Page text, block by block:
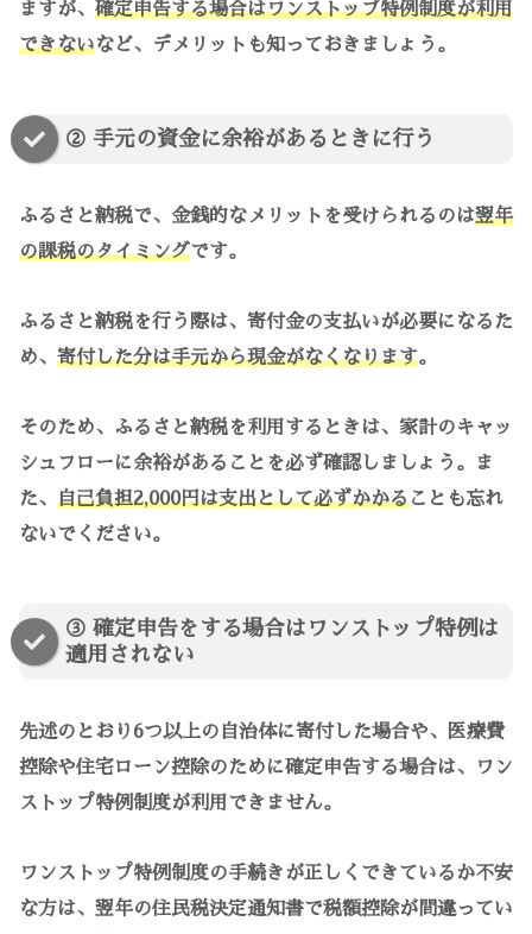
ますが、 確定申告する場合はワンストップ特例制度が利用
できないなど、デメリットも知っておきましょう。
② 手元の資金に余裕があるときに行う
ふるさと納税で、金銭的なメリットを受けられるのは翌年
の課税のタイミングです。
ふるさと納税を行う際は、寄付金の支払いが必要になるた
め、 寄付した分は手元から現金がなくなります。
そのため、ふるさと納税を利用するときは、家計のキャッ
シュフローに余裕があることを必ず確認しましょう。ま
た、 自己負担2,000円は支出として必ずかかることも忘れ
ないでください。
③ 確定申告をする場合はワンストップ特例は
適用されない
先述のとおり6つ以上の自治体に寄付した場合や、医療費
控除や住宅ローン控除のために確定申告する場合は、ワン
ストップ特例制度が利用できません。
ワンストップ特例制度の手続きが正しくできているか不安
な方は、翌年の住民税決定通知書で税額控除が間違ってい